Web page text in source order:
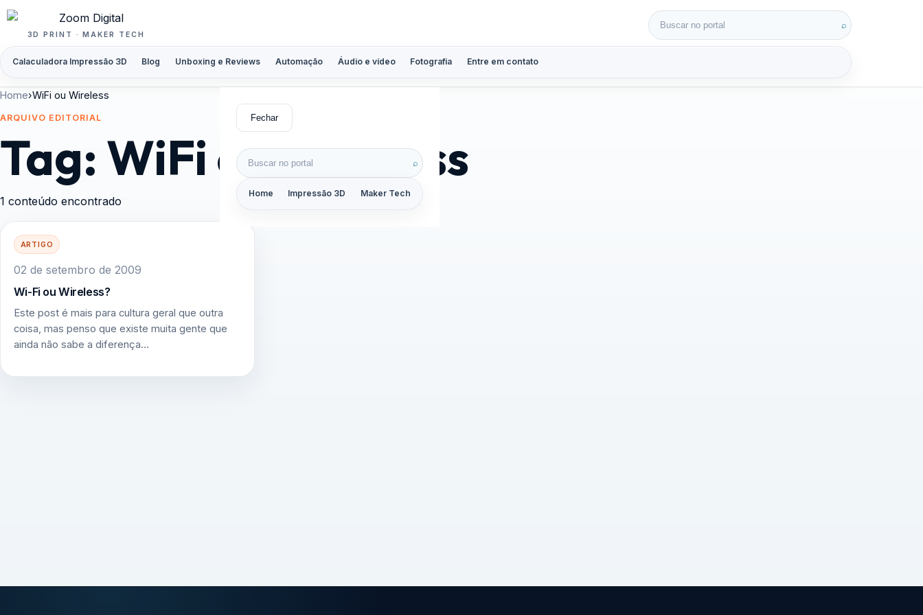
Pular para o conteúdo
3D PRINT · MAKER TECH
Calaculadora Impressão 3D Blog Unboxing e Reviews Automação Áudio e vídeo Fotografia Entre em contato
Buscar por: ⌕
Fechar
Buscar por: ⌕
Home Impressão 3D Maker Tech
Home›WiFi ou Wireless
ARQUIVO EDITORIAL
Tag: WiFi ou Wireless
1 conteúdo encontrado
ARTIGO
02 de setembro de 2009
Wi-Fi ou Wireless?
Este post é mais para cultura geral que outra
coisa, mas penso que existe muita gente que
ainda não sabe a diferença…